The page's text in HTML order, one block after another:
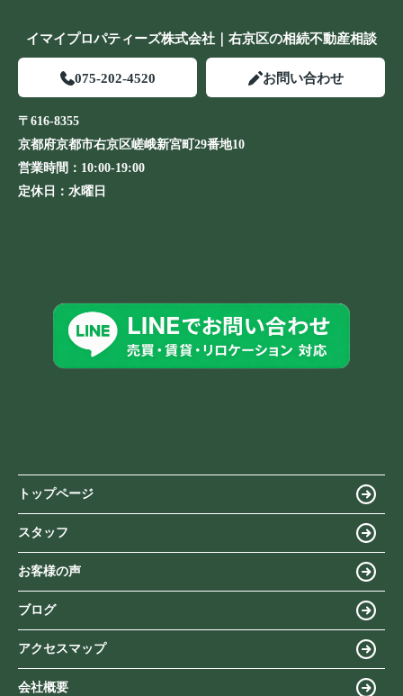
イマイプロパティーズ株式会社｜右京区の相続不動産相談
075-202-4520 お問い合わせ
〒616-8355
京都府京都市右京区嵯峨新宮町29番地10
営業時間： 10:00-19:00
定休日： 水曜日
トップページ
スタッフ
お客様の声
ブログ
アクセスマップ
会社概要